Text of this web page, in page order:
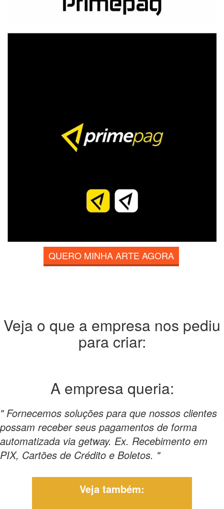
QUERO MINHA ARTE AGORA
Veja o que a empresa nos pediu
para criar:
A empresa queria:
" Fornecemos soluções para que nossos clientes
possam receber seus pagamentos de forma
automatizada via getway. Ex. Recebimento em
PIX, Cartões de Crédito e Boletos. "
Veja também: